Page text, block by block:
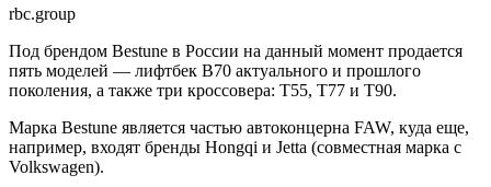
rbc.group
Под брендом Bestune в России на данный момент продается
пять моделей — лифтбек B70 актуального и прошлого
поколения, а также три кроссовера: T55, T77 и T90.
Марка Bestune является частью автоконцерна FAW, куда еще,
например, входят бренды Hongqi и Jetta (совместная марка с
Volkswagen).